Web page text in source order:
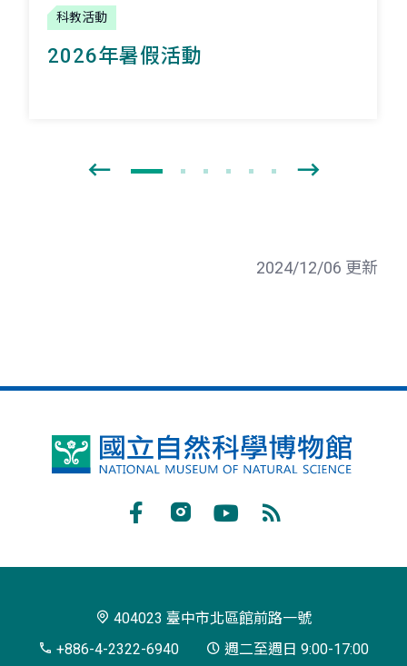
科教活動
2026年暑假活動
2024/12/06 更新
國
博
閱
404023 臺中市北區館前路一號
+886-4-2322-6940
週二至週日 9:00-17:00